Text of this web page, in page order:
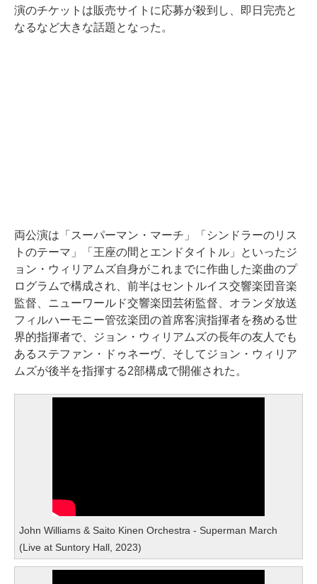
演のチケットは販売サイトに応募が殺到し、即日完売と
なるなど大きな話題となった。
両公演は「スーパーマン・マーチ」「シンドラーのリス
トのテーマ」「王座の間とエンドタイトル」といったジ
ョン・ウィリアムズ自身がこれまでに作曲した楽曲のプ
ログラムで構成され、前半はセントルイス交響楽団音楽
監督、ニューワールド交響楽団芸術監督、オランダ放送
フィルハーモニー管弦楽団の首席客演指揮者を務める世
界的指揮者で、ジョン・ウィリアムズの長年の友人でも
あるステファン・ドゥネーヴ、そしてジョン・ウィリア
ムズが後半を指揮する2部構成で開催された。
John Williams & Saito Kinen Orchestra - Superman March
(Live at Suntory Hall, 2023)